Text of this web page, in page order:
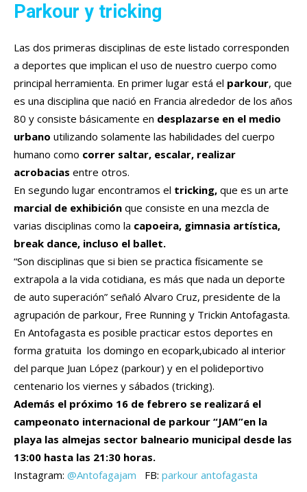
Parkour y tricking
Las dos primeras disciplinas de este listado corresponden
a deportes que implican el uso de nuestro cuerpo como
principal herramienta. En primer lugar está el parkour, que
es una disciplina que nació en Francia alrededor de los años
80 y consiste básicamente en desplazarse en el medio
urbano utilizando solamente las habilidades del cuerpo
humano como correr saltar, escalar, realizar
acrobacias entre otros.
En segundo lugar encontramos el tricking, que es un arte
marcial de exhibición que consiste en una mezcla de
varias disciplinas como la capoeira, gimnasia artística,
break dance, incluso el ballet.
“Son disciplinas que si bien se practica físicamente se
extrapola a la vida cotidiana, es más que nada un deporte
de auto superación” señaló Alvaro Cruz, presidente de la
agrupación de parkour, Free Running y Trickin Antofagasta.
En Antofagasta es posible practicar estos deportes en
forma gratuita los domingo en ecopark,ubicado al interior
del parque Juan López (parkour) y en el polideportivo
centenario los viernes y sábados (tricking).
Además el próximo 16 de febrero se realizará el
campeonato internacional de parkour “JAM”en la
playa las almejas sector balneario municipal desde las
13:00 hasta las 21:30 horas.
Instagram: @Antofagajam FB: parkour antofagasta